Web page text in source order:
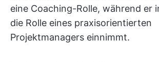
eine Coaching-Rolle, während er
die Rolle eines praxisorientierten
Projektmanagers einnimmt.